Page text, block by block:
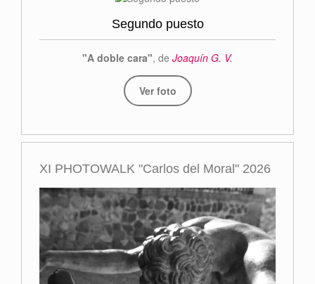
Segundo puesto
"A doble cara", de Joaquín G. V.
Ver foto
XI PHOTOWALK "Carlos del Moral" 2026